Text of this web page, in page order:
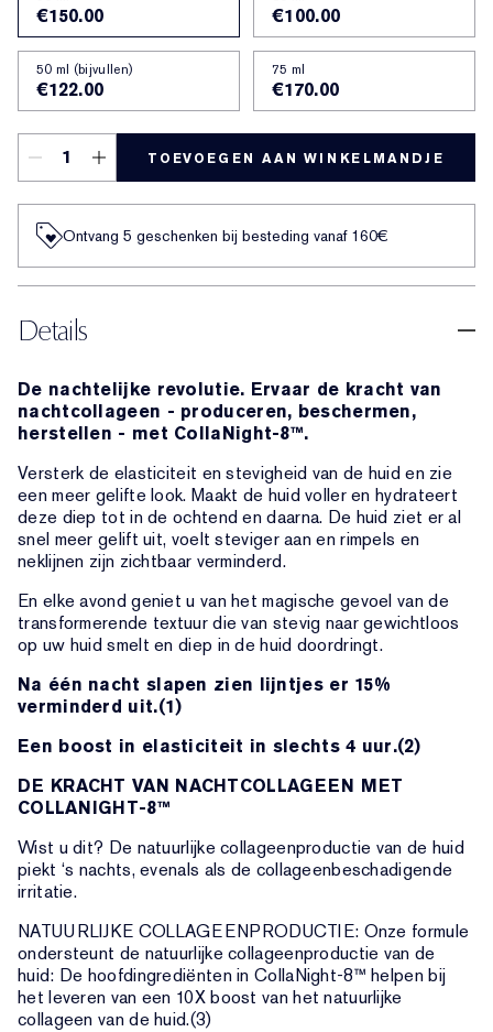
€150.00 €100.00
50 ml (bijvullen)
€122.00
75 ml
€170.00
TOEVOEGEN AAN WINKELMANDJE
Ontvang 5 geschenken bij besteding vanaf 160€
Details
De nachtelijke revolutie. Ervaar de kracht van
nachtcollageen - produceren, beschermen,
herstellen - met CollaNight-8™.
Versterk de elasticiteit en stevigheid van de huid en zie
een meer gelifte look. Maakt de huid voller en hydrateert
deze diep tot in de ochtend en daarna. De huid ziet er al
snel meer gelift uit, voelt steviger aan en rimpels en
neklijnen zijn zichtbaar verminderd.
En elke avond geniet u van het magische gevoel van de
transformerende textuur die van stevig naar gewichtloos
op uw huid smelt en diep in de huid doordringt.
Na één nacht slapen zien lijntjes er 15%
verminderd uit.(1)
Een boost in elasticiteit in slechts 4 uur.(2)
DE KRACHT VAN NACHTCOLLAGEEN MET
COLLANIGHT-8™
Wist u dit? De natuurlijke collageenproductie van de huid
piekt ‘s nachts, evenals als de collageenbeschadigende
irritatie.
NATUURLIJKE COLLAGEENPRODUCTIE: Onze formule
ondersteunt de natuurlijke collageenproductie van de
huid: De hoofdingrediënten in CollaNight-8™ helpen bij
het leveren van een 10X boost van het natuurlijke
collageen van de huid.(3)